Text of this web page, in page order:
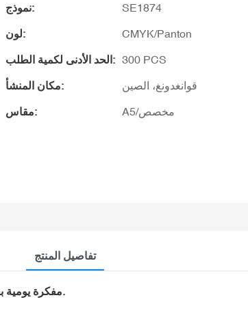
نموذج: SE1874
لون: CMYK/Panton
الحد الأدنى لكمية الطلب: 300 PCS
مكان المنشأ: قوانغدونغ، الصين
مقاس: A5/مخصص
تفاصيل المنتج